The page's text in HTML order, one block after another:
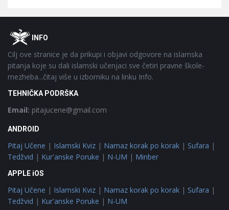
FooterOINFO
Cilj ove stranice je da prikupi i objavi odgovore na islamska
pitanja koje su dali islamski učenjaci sve četiri pravne škole-
mezheba...čitaj više u izborniku na linku Info.
TEHNIČKA PODRŠKA
Email: pitajucene@gmail.com
ANDROID
Pitaj Učene | Islamski Kviz | Namaz korak po korak | Sufara |
Tedžvid | Kur'anske Poruke | N-UM | Minber
APPLE iOS
Pitaj Učene | Islamski Kviz | Namaz korak po korak | Sufara |
Tedžvid | Kur'anske Poruke | N-UM